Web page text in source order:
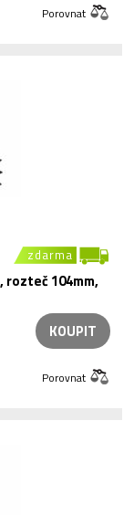
Porovnat
zdarma
104mm,
KOUPIT
Porovnat